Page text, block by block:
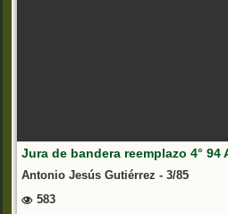
Antonio Jesús Gutiérrez - 3/85
583